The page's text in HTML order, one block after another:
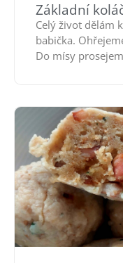
Základní
Celý život dělám
babička.
Do mísy